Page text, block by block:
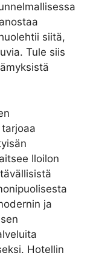
siitä,
Tule siis
Iloilon
ja
Hotellin